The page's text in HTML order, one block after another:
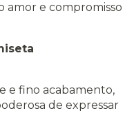
e compromisso
e fino acabamento,
de expressar